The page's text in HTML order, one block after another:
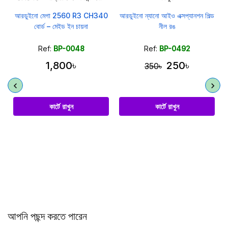
আরডুইনো মেগা 2560 R3 CH340
বোর্ড – মেইড ইন চায়না
Ref: BP-0048
1,800৳
কার্টে রাখুন
আরডুইনো ন্যানো আইও এক্সপ্যানশন শিল্ড
নীল রঙ
Ref: BP-0492
350৳ 250৳
কার্টে রাখুন
আপনি পছন্দ করতে পারেন